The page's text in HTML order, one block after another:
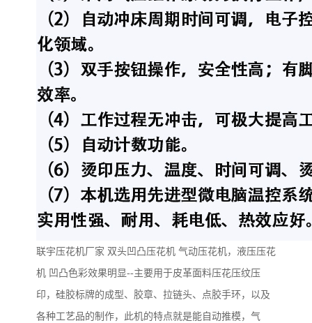
联宇压花机厂家 双头凹凸压花机 气动压花机，液压压花
机 凹凸色彩效果明显--主要用于皮革面料压花压纹压
印，硅胶标牌的成型、胶章、拉链头、点胶手环，以及
各种工艺品的制作，此机的特点就是能自动推模，气